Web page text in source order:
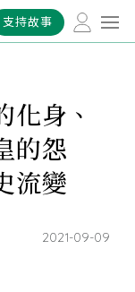
支持故事
化身、
的怨
流變
2021-09-09